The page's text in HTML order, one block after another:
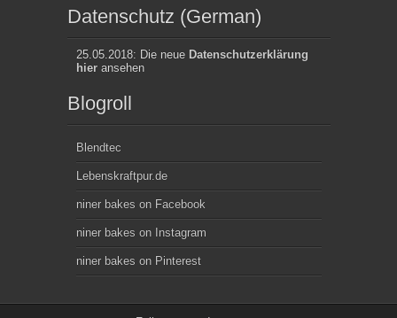
Datenschutz (German)
25.05.2018: Die neue Datenschutzerklärung
hieransehen
Blogroll
Blendtec
Lebenskraftpur.de
niner bakes on Facebook
niner bakes on Instagram
niner bakes on Pinterest